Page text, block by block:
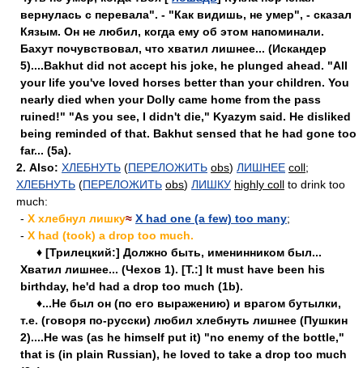
вернулась с перевала". - "Как видишь, не умер", - сказал
Кязым. Он не любил, когда ему об этом напоминали.
Бахут почувствовал, что хватил лишнее... (Искандер
5)....Bakhut did not accept his joke, he plunged ahead. "All
your life you've loved horses better than your children. You
nearly died when your Dolly came home from the pass
ruined!" "As you see, I didn't die," Kyazym said. He disliked
being reminded of that. Bakhut sensed that he had gone too
far... (5a).
2. Also: ХЛЕБНУТЬ (ПЕРЕЛОЖИТЬ obs) ЛИШНЕЕ coll;
ХЛЕБНУТЬ (ПЕРЕЛОЖИТЬ obs) ЛИШКУ highly coll to drink too
much:
- X хлебнул лишку≈ X had one (a few) too many;
- X had (took) a drop too much.
♦ [Трилецкий:] Должно быть, именинником был...
Хватил лишнее... (Чехов 1). [Т.:] It must have been his
birthday, he'd had a drop too much (1b).
♦...Не был он (по его выражению) и врагом бутылки,
т.е. (говоря по-русски) любил хлебнуть лишнее (Пушкин
2)....He was (as he himself put it) "no enemy of the bottle,"
that is (in plain Russian), he loved to take a drop too much